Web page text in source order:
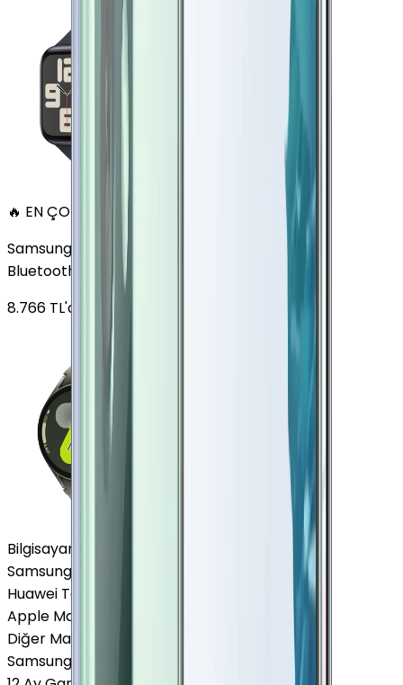
🔥 EN ÇOK SATAN
Samsung Galaxy Watch 7 Alüminyum 44 mm
Bluetooth Wi-Fi Yeşil
8.766 TL'den
Bilgisayar / Tablet
Samsung Tablet
Huawei Tablet
Apple Macbook
Diğer Markalar
Samsung Tablet